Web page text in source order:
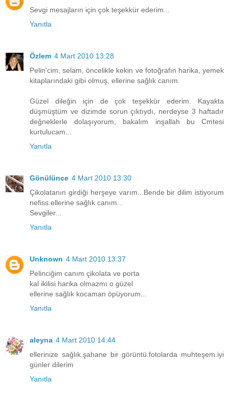
Sevgi mesajların için çok teşekkür ederim...
Yanıtla
Özlem 4 Mart 2010 13:28
Pelin'cim, selam, öncelikle kekin ve fotoğrafın harika, yemek
kitaplarındaki gibi olmuş, ellerine sağlık canım.
Güzel dileğin için de çok teşekkür ederim. Kayakta
düşmüştüm ve dizimde sorun çıktıydı, nerdeyse 3 haftadır
değneklerle dolaşıyorum, bakalım inşallah bu Cmtesi
kurtulucam...
Yanıtla
Gönülünce 4 Mart 2010 13:30
Çikolatanın girdiği herşeye varım...Bende bir dilim istiyorum
nefiss ellerine sağlık canım...
Sevgiler...
Yanıtla
Unknown 4 Mart 2010 13:37
Pelinciğim canım çikolata ve porta
kal ikilisi harika olmazmı o güzel
ellerine sağlık kocaman öpüyorum...
Yanıtla
aleyna 4 Mart 2010 14:44
ellerinize sağlık.şahane bir görüntü.fotolarda muhteşem.iyi
günler dilerim
Yanıtla